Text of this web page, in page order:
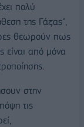
πολύ
της Γάζας",
θεωρούν πως
είναι από μόνα
στην
τις